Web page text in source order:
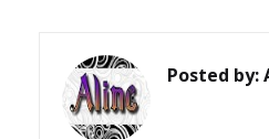
Posted by: